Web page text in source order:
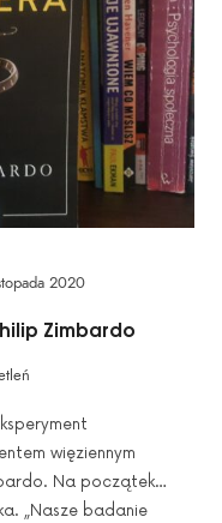
2020
Zimbardo
więziennym
Na początek…
„Nasze badanie